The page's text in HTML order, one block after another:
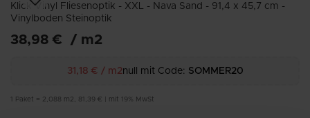
Klick Vinyl Fliesenoptik - XXL - Nava Sand - 91,4 x 45,7 cm -
Vinylboden Steinoptik
38,98 € / m2
31,18 € / m2null mit Code: SOMMER20
Paket = 2,088 m2 81,39 € mit 19% MwSt